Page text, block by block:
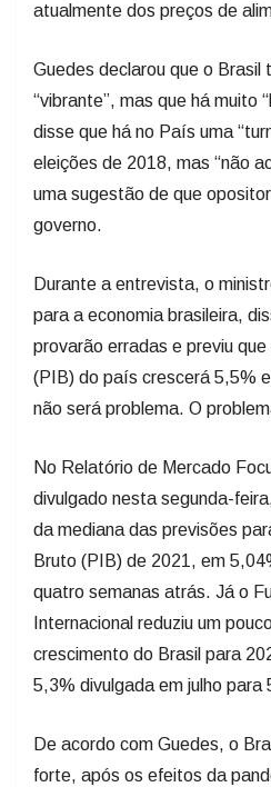
atualmente dos preços de
Guedes declarou que o Brasil
“vibrante”, mas que há muito
disse que há no País uma
eleições de 2018, mas “não
uma sugestão de que
governo.
Durante a entrevista, o
para a economia brasileira,
provarão erradas e previu
(PIB) do país crescerá 5,5%
não será problema. O
No Relatório de Mercado
divulgado nesta segunda-
da mediana das previsões
Bruto (PIB) de 2021, em
quatro semanas atrás. Já o
Internacional reduziu um
crescimento do Brasil para
5,3% divulgada em julho para
De acordo com Guedes, o
forte, após os efeitos da